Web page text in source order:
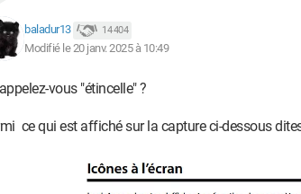
baladur13 14 404
Modifié le 20 janv. 2025 à 10:49
vous "étincelle" ?
ce qui est affiché sur la capture ci-dessous